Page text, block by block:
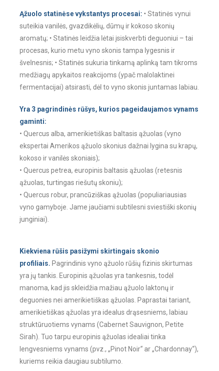
Ąžuolo statinėse vykstantys procesai: • Statinės vynui
suteikia vanilės, gvazdikėlių, dūmų ir kokoso skonių
aromatų; • Statinės leidžia lėtai įsiskverbti deguoniui – tai
procesas, kurio metu vyno skonis tampa lygesnis ir
švelnesnis; • Statinės sukuria tinkamą aplinką tam tikroms
medžiagų apykaitos reakcijoms (ypač malolaktinei
fermentacijai) atsirasti, dėl to vyno skonis juntamas labiau.
Yra 3 pagrindinės rūšys, kurios pageidaujamos vynams
gaminti:
• Quercus alba, amerikietiškas baltasis ąžuolas (vyno
ekspertai Amerikos ąžuolo skonius dažnai lygina su krapų,
kokoso ir vanilės skoniais);
• Quercus petrea, europinis baltasis ąžuolas (retesnis
ąžuolas, turtingas riešutų skoniu);
• Quercus robur, prancūziškas ąžuolas (populiariausias
vyno gamyboje. Jame jaučiami subtilesni sviestiški skonių
junginiai).
Kiekviena rūšis pasižymi skirtingais skonio
profiliais. Pagrindinis vyno ąžuolo rūšių fizinis skirtumas
yra jų tankis. Europinis ąžuolas yra tankesnis, todėl
manoma, kad jis skleidžia mažiau ąžuolo laktonų ir
deguonies nei amerikietiškas ąžuolas. Paprastai tariant,
amerikietiškas ąžuolas yra idealus drąsesniems, labiau
struktūruotiems vynams (Cabernet Sauvignon, Petite
Sirah). Tuo tarpu europinis ąžuolas idealiai tinka
lengvesniems vynams (pvz., „Pinot Noir“ ar „Chardonnay“),
kuriems reikia daugiau subtilumo.